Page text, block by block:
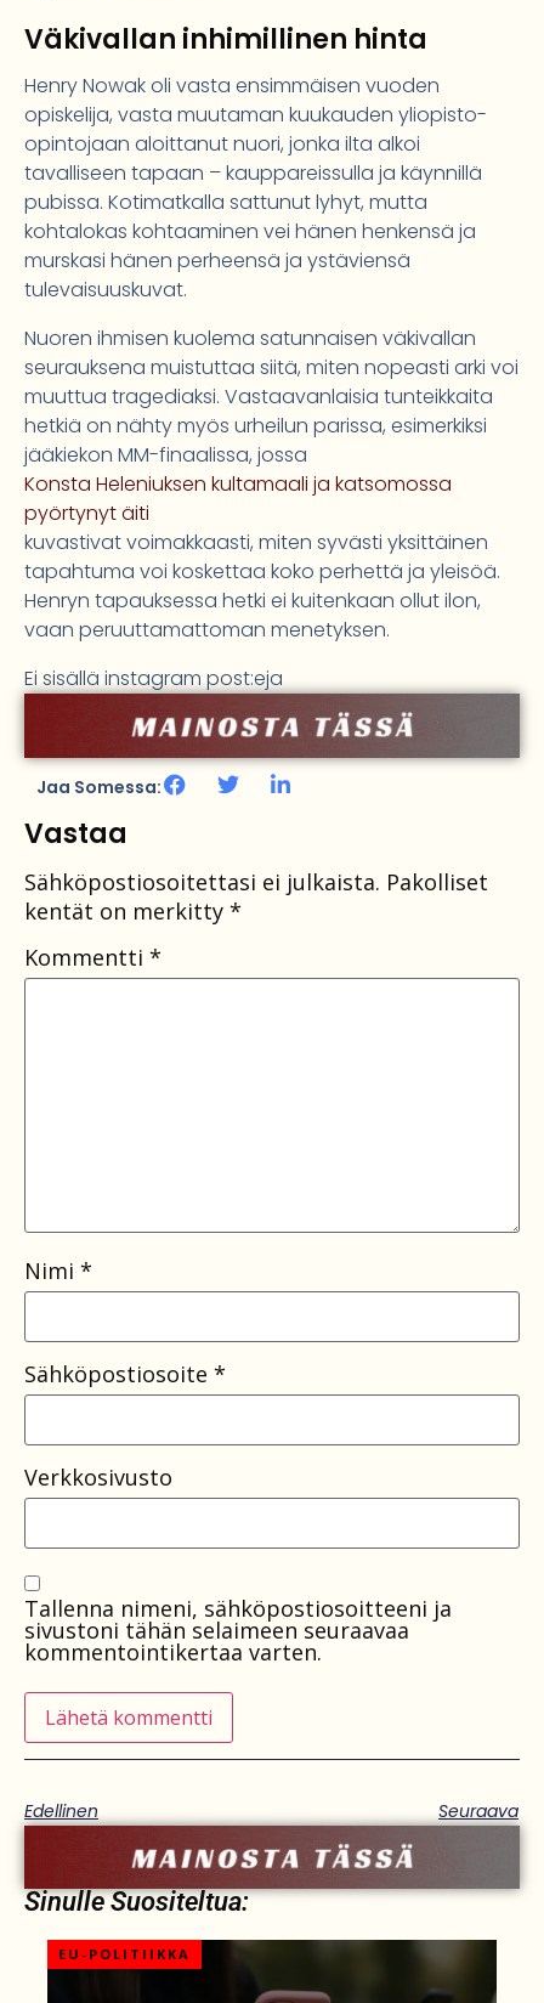
Väkivallan inhimillinen hinta
Henry Nowak oli vasta ensimmäisen vuoden
opiskelija, vasta muutaman kuukauden yliopisto-
opintojaan aloittanut nuori, jonka ilta alkoi
tavalliseen tapaan – kauppareissulla ja käynnillä
pubissa. Kotimatkalla sattunut lyhyt, mutta
kohtalokas kohtaaminen vei hänen henkensä ja
murskasi hänen perheensä ja ystäviensä
tulevaisuuskuvat.
Nuoren ihmisen kuolema satunnaisen väkivallan
seurauksena muistuttaa siitä, miten nopeasti arki voi
muuttua tragediaksi. Vastaavanlaisia tunteikkaita
hetkiä on nähty myös urheilun parissa, esimerkiksi
jääkiekon MM-finaalissa, jossa
Konsta Heleniuksen kultamaali ja katsomossa
pyörtynyt äiti
kuvastivat voimakkaasti, miten syvästi yksittäinen
tapahtuma voi koskettaa koko perhettä ja yleisöä.
Henryn tapauksessa hetki ei kuitenkaan ollut ilon,
vaan peruuttamattoman menetyksen.
Ei sisällä instagram post:eja
Jaa Somessa:
Vastaa
Sähköpostiosoitettasi ei julkaista. Pakolliset
kentät on merkitty *
Kommentti *
Nimi *
Sähköpostiosoite *
Verkkosivusto
Tallenna nimeni, sähköpostiosoitteeni ja
sivustoni tähän selaimeen seuraavaa
kommentointikertaa varten.
Edellinen Seuraava
Sinulle Suositeltua:
EU-POLITIIKKA